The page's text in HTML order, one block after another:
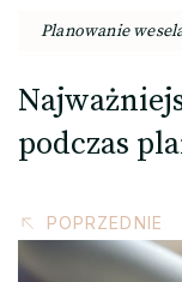
Planowanie
podczas
POPRZEDNIE